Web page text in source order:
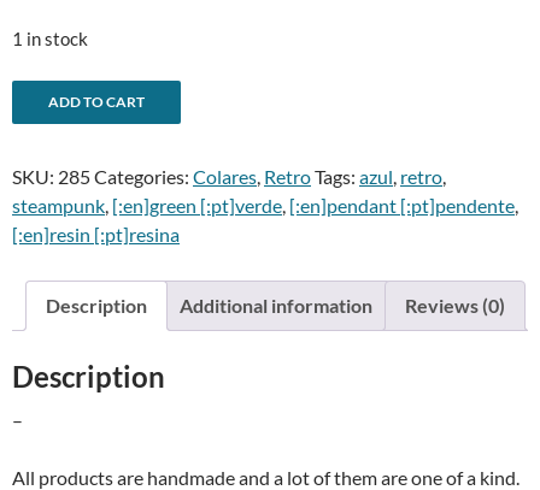
1 in stock
Blue
pendantPendente
senhora
azul
ADD TO CART
e
r
t
i
SKU: 285Categories: Colares, RetroTags: azul, retro,
steampunk, [:en]green [:pt]verde, [:en]pendant [:pt]pendente,
[:en]resin [:pt]resina
Description Additional information Reviews (0)
Description
–
All products are handmade and a lot of them are one of a kind.